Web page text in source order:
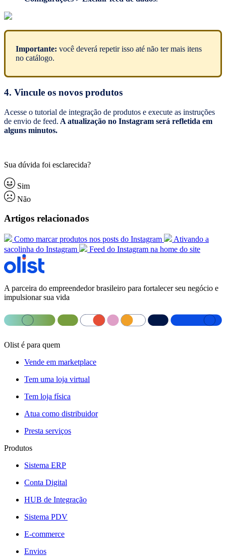
Importante: você deverá repetir isso até não ter mais itens
no catálogo.
4. Vincule os novos produtos
Acesse o tutorial de integração de produtos e execute as instruções
de envio de feed. A atualização no Instagram será refletida em
alguns minutos.
Sua dúvida foi esclarecida?
Sim
Não
Artigos relacionados
Como marcar produtos nos posts do Instagram
Ativando a
sacolinha do Instagram
Feed do Instagram na home do site
A parceira do empreendedor brasileiro para fortalecer seu negócio e
impulsionar sua vida
Olist é para quem
Vende em marketplace
Tem uma loja virtual
Tem loja física
Atua como distribuidor
Presta serviços
Produtos
Sistema ERP
Conta Digital
HUB de Integração
Sistema PDV
E-commerce
Envios